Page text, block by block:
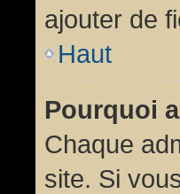
ajouter de
Haut
Pourquoi
Chaque
site. Si